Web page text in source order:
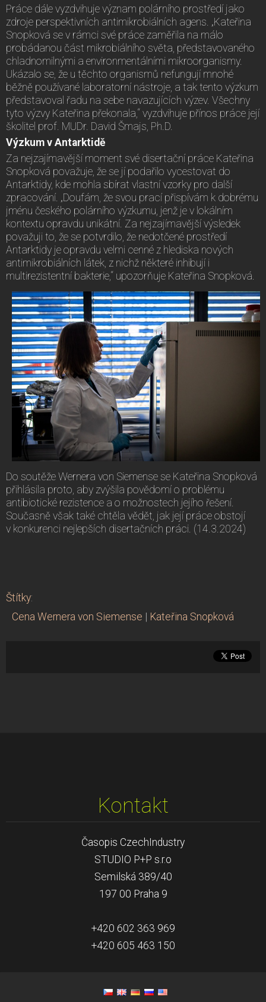
Práce dále vyzdvihuje význam polárního prostředí jako
zdroje perspektivních antimikrobiálních agens. „Kateřina
Snopková se v rámci své práce zaměřila na málo
probádanou část mikrobiálního světa, představovaného
chladnomilnými a environmentálními mikroorganismy.
Ukázalo se, že u těchto organismů nefungují mnohé
běžně používané laboratorní nástroje, a tak tento výzkum
představoval řadu na sebe navazujících výzev. Všechny
tyto výzvy Kateřina překonala,“ vyzdvihuje přínos práce její
školitel prof. MUDr. David Šmajs, Ph.D.
Výzkum v Antarktidě
Za nejzajímavější moment své disertační práce Kateřina
Snopková považuje, že se jí podařilo vycestovat do
Antarktidy, kde mohla sbírat vlastní vzorky pro další
zpracování. „Doufám, že svou prací přispívám k dobrému
jménu českého polárního výzkumu, jenž je v lokálním
kontextu opravdu unikátní. Za nejzajímavější výsledek
považuji to, že se potvrdilo, že nedotčené prostředí
Antarktidy je opravdu velmi cenné z hlediska nových
antimikrobiálních látek, z nichž některé inhibují i
multirezistentní bakterie,“ upozorňuje Kateřina Snopková.
Do soutěže Wernera von Siemense se Kateřina Snopková
přihlásila proto, aby zvýšila povědomí o problému
antibiotické rezistence a o možnostech jejího řešení.
Současně však také chtěla vědět, jak její práce obstojí
v konkurenci nejlepších disertačních práci. (14.3.2024)
Štítky:
Cena Wernera von Siemense | Kateřina Snopková
Kontakt
Časopis CzechIndustry
STUDIO P+P s.r.o
Semilská 389/40
197 00 Praha 9
+420 602 363 969
+420 605 463 150